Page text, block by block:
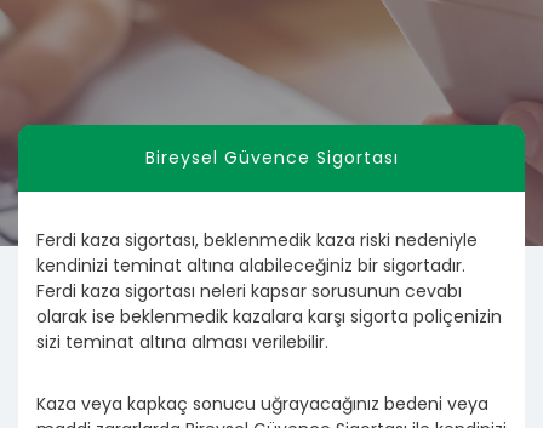
Bireysel Güvence Sigortası
Ferdi kaza sigortası, beklenmedik kaza riski nedeniyle
kendinizi teminat altına alabileceğiniz bir sigortadır.
Ferdi kaza sigortası neleri kapsar sorusunun cevabı
olarak ise beklenmedik kazalara karşı sigorta poliçenizin
sizi teminat altına alması verilebilir.
Kaza veya kapkaç sonucu uğrayacağınız bedeni veya